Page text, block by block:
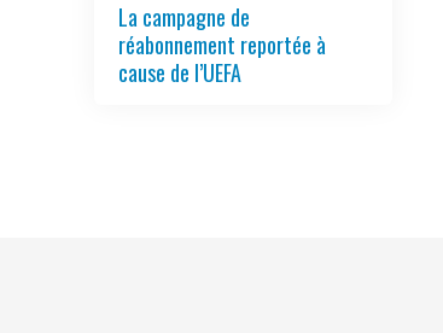
La campagne de
réabonnement reportée à
cause de l’UEFA